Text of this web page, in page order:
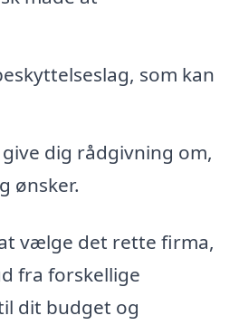
som kan
dig rådgivning om,
ønsker.
vælge det rette firma,
fra forskellige
dit budget og